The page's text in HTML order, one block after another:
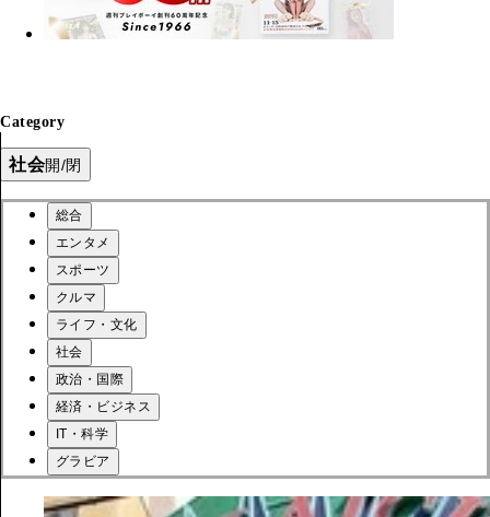
Category
社会開/閉
総合
エンタメ
スポーツ
クルマ
ライフ・文化
社会
政治・国際
経済・ビジネス
IT・科学
グラビア